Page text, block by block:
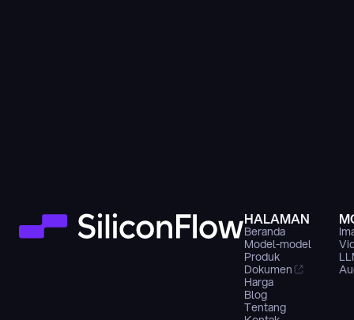
HALAMAN
Beranda
Model-model
Produk
Dokumen
Harga
Blog
Tentang